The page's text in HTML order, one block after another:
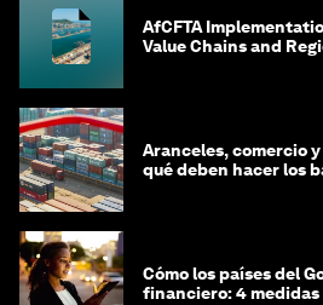
AfCFTA
Value Chains and
Aranceles, comercio
qué deben hacer los
Cómo los países del
financiero: 4 medidas